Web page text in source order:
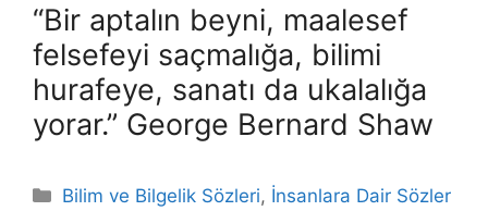
“Bir aptalın beyni, maalesef
felsefeyi saçmalığa, bilimi
hurafeye, sanatı da ukalalığa
yorar.” George Bernard Shaw
Kategoriler
Bilim ve Bilgelik Sözleri, İnsanlara Dair Sözler